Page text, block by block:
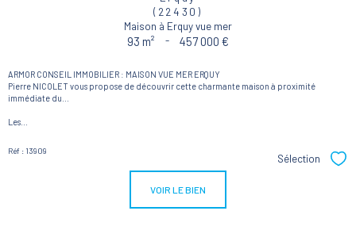
(22430)
Maison à Erquy vue mer
93 m² - 457 000 €
ARMOR CONSEIL IMMOBILIER : MAISON VUE MER ERQUY
Pierre NICOLET vous propose de découvrir cette charmante maison à proximité
immédiate du...
Les...
Réf : 13909
Sélection
VOIR LE BIEN